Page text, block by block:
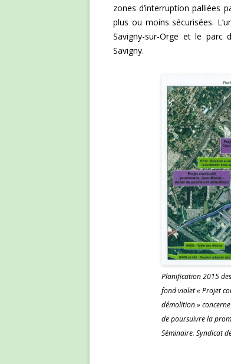
zones d’interruption palliées
plus ou moins sécurisées.
Savigny-sur-Orge et le parc
Savigny.
Planification 2015
fond violet « Projet
démolition »
de poursuivre la
Séminaire. Syndicat